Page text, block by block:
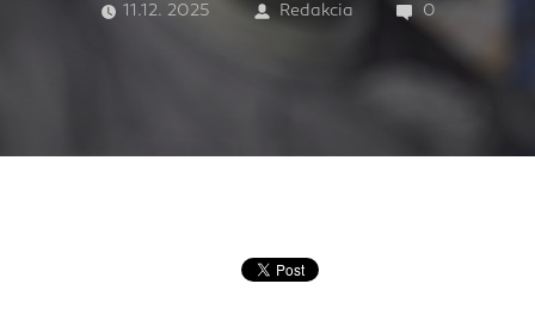
11.12. 2025 Redakcia 0